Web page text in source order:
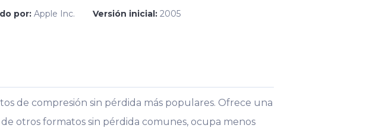
por: Apple Inc. Versión inicial: 2005
de compresión sin pérdida más populares. Ofrece una
otros formatos sin pérdida comunes, ocupa menos